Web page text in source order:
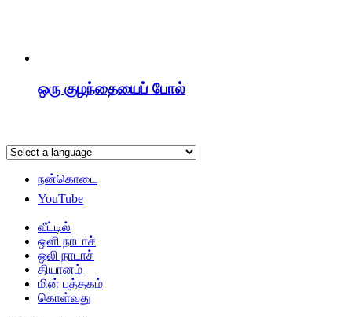
ஒரு குழந்தையைப் போல்
நன்கொடை
YouTube
வீட்டில்
ஒளி நாடாச்
ஒலி நாடாச்
தியானம்
மின் புத்தகம்
கொள்வது